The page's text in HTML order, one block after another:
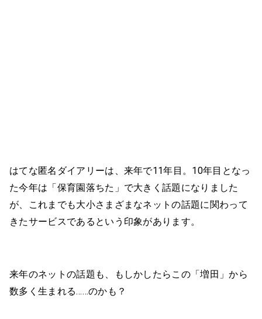
はてな匿名ダイアリーは、来年で11年目。10年目となっ
た今年は「保育園落ちた」で大きく話題になりました
が、これまでも大小さまざまなネットの話題に関わって
きたサービスであるという印象があります。
来年のネットの話題も、もしかしたらこの「増田」から
数多く生まれる……のかも？